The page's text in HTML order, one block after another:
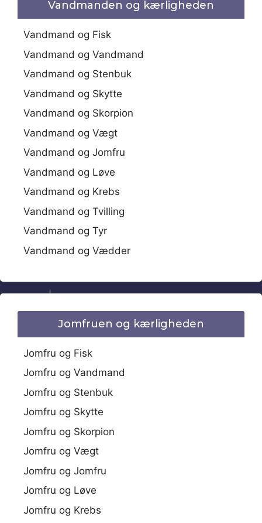
Vandmanden og kærligheden
Vandmand og Fisk
Vandmand og Vandmand
Vandmand og Stenbuk
Vandmand og Skytte
Vandmand og Skorpion
Vandmand og Vægt
Vandmand og Jomfru
Vandmand og Løve
Vandmand og Krebs
Vandmand og Tvilling
Vandmand og Tyr
Vandmand og Vædder
Jomfruen og kærligheden
Jomfru og Fisk
Jomfru og Vandmand
Jomfru og Stenbuk
Jomfru og Skytte
Jomfru og Skorpion
Jomfru og Vægt
Jomfru og Jomfru
Jomfru og Løve
Jomfru og Krebs